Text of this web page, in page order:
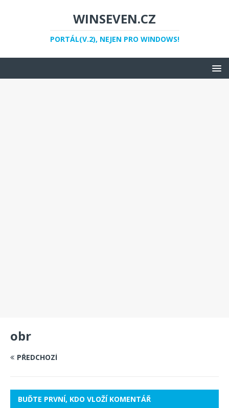
WINSEVEN.CZ
PORTÁL(V.2), NEJEN PRO WINDOWS!
obr
PŘEDCHOZÍ
BUĎTE PRVNÍ, KDO VLOŽÍ KOMENTÁŘ